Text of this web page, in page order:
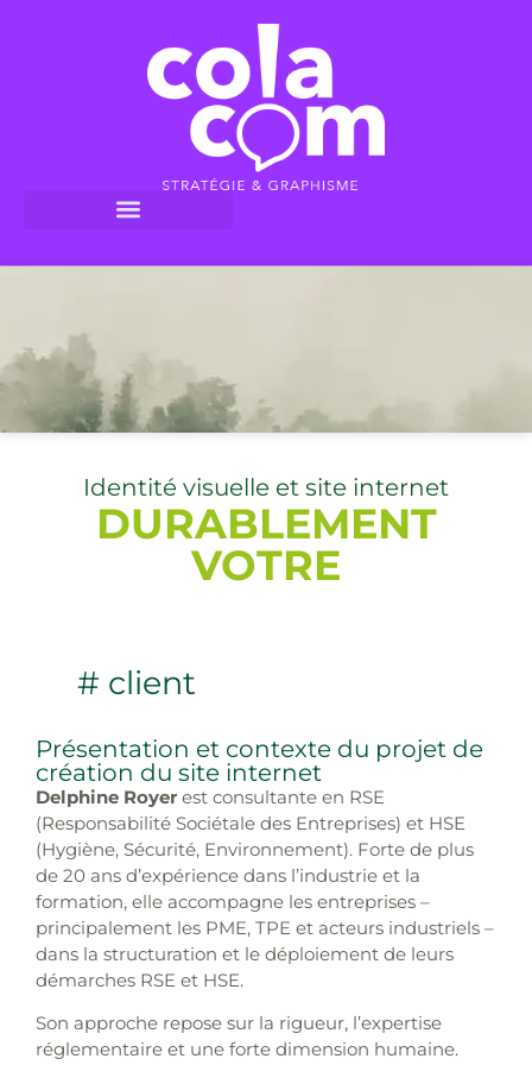
Identité visuelle et site internet
DURABLEMENT
VOTRE
# client
Présentation et contexte du projet de
création du site internet
Delphine Royer est consultante en RSE
(Responsabilité Sociétale des Entreprises) et HSE
(Hygiène, Sécurité, Environnement). Forte de plus
de 20 ans d’expérience dans l’industrie et la
formation, elle accompagne les entreprises –
principalement les PME, TPE et acteurs industriels –
dans la structuration et le déploiement de leurs
démarches RSE et HSE.
Son approche repose sur la rigueur, l’expertise
réglementaire et une forte dimension humaine.